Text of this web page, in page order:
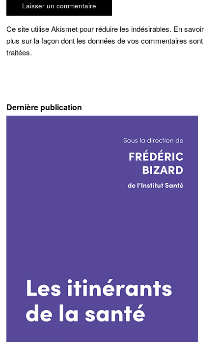
Ce site utilise Akismet pour réduire les indésirables. En savoir
plus sur la façon dont les données de vos commentaires sont
traitées.
Dernière publication